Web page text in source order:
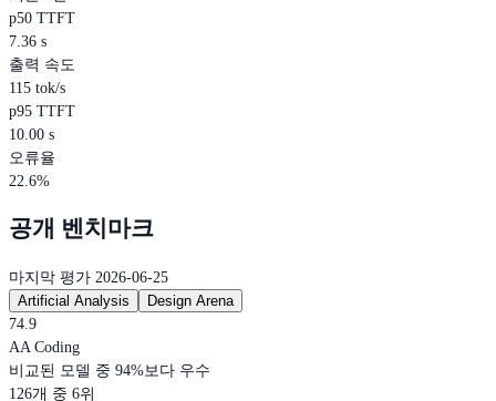
p50 TTFT
7.36 s
출력 속도
115 tok/s
p95 TTFT
10.00 s
오류율
22.6%
공개 벤치마크
마지막 평가 2026-06-25
Artificial Analysis
Design Arena
74.9
AA Coding
비교된 모델 중 94%보다 우수
126개 중 6위